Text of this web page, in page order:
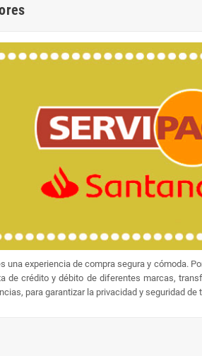
experiencia de compra segura y cómoda.
de crédito y débito de diferentes marcas,
para garantizar la privacidad y seguridad